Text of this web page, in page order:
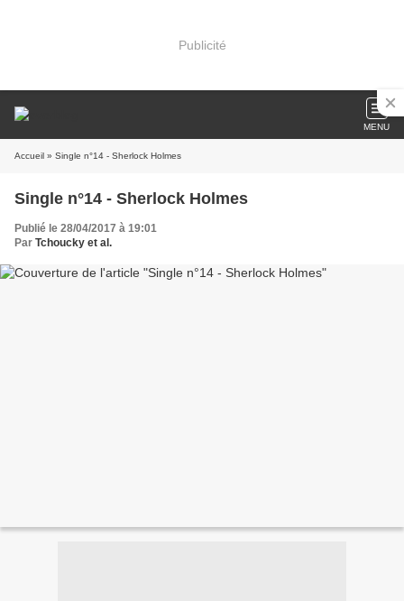
Publicité
MENU
Accueil » Single n°14 - Sherlock Holmes
Single n°14 - Sherlock Holmes
Publié le 28/04/2017 à 19:01
Par Tchoucky et al.